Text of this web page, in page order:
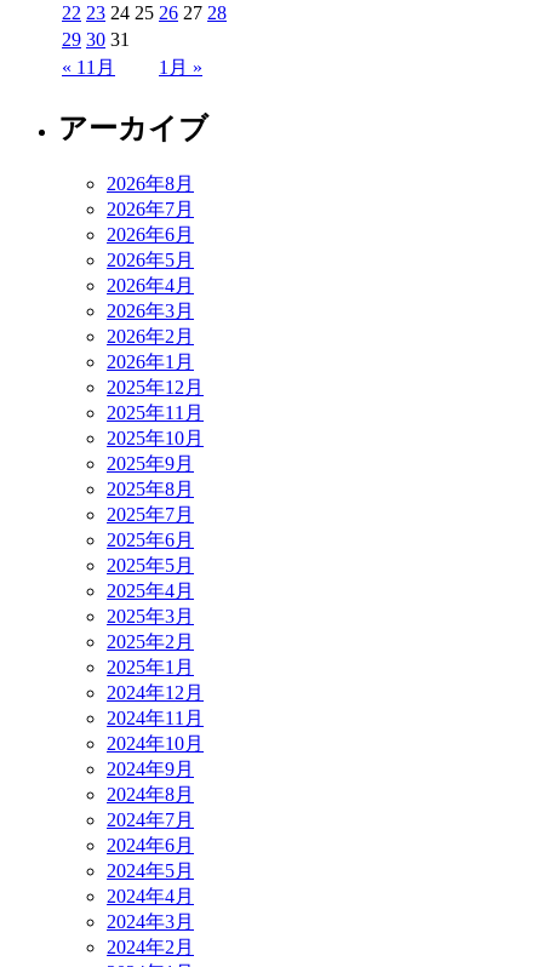
« 11月 1月 »
22 23 24 25 26 27 28
29 30 31
アーカイブ
2026年8月
2026年7月
2026年6月
2026年5月
2026年4月
2026年3月
2026年2月
2026年1月
2025年12月
2025年11月
2025年10月
2025年9月
2025年8月
2025年7月
2025年6月
2025年5月
2025年4月
2025年3月
2025年2月
2025年1月
2024年12月
2024年11月
2024年10月
2024年9月
2024年8月
2024年7月
2024年6月
2024年5月
2024年4月
2024年3月
2024年2月